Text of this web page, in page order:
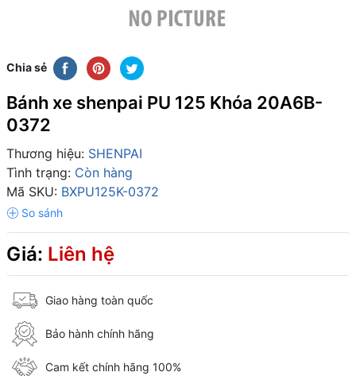
Chia sẻ
Bánh xe shenpai PU 125 Khóa 20A6B-
0372
Thương hiệu: SHENPAI
Tình trạng: Còn hàng
Mã SKU: BXPU125K-0372
Giá: Liên hệ
Giao hàng toàn quốc
Bảo hành chính hãng
Cam kết chính hãng 100%